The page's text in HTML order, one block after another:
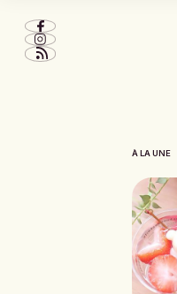
À LA UNE